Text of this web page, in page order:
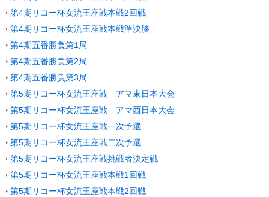
第4期リコー杯女流王座戦本戦2回戦
第4期リコー杯女流王座戦本戦準決勝
第4期五番勝負第1局
第4期五番勝負第2局
第4期五番勝負第3局
第5期リコー杯女流王座戦 アマ東日本大会
第5期リコー杯女流王座戦 アマ西日本大会
第5期リコー杯女流王座戦一次予選
第5期リコー杯女流王座戦二次予選
第5期リコー杯女流王座戦挑戦者決定戦
第5期リコー杯女流王座戦本戦1回戦
第5期リコー杯女流王座戦本戦2回戦